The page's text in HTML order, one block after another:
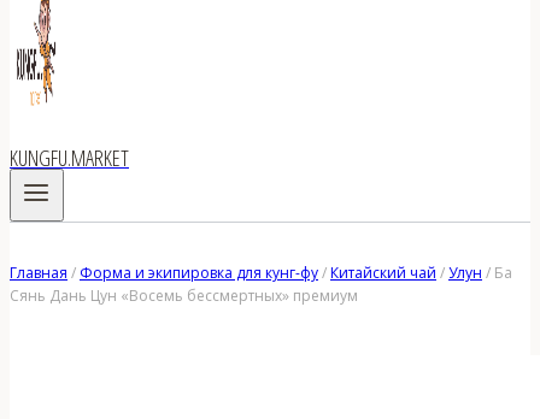
KUNGFU.MARKET
Главная / Форма и экипировка для кунг-фу/Китайский чай /Улун / Ба
Сянь Дань Цун «Восемь бессмертных» премиум